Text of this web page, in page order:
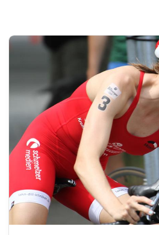
allgemeine Angebote
Rehasport
Bewegt und Kunterbunt
Carneval
Deutsches Sportabzeichen
eSport Gruppe
Fitness und Freizeitsport